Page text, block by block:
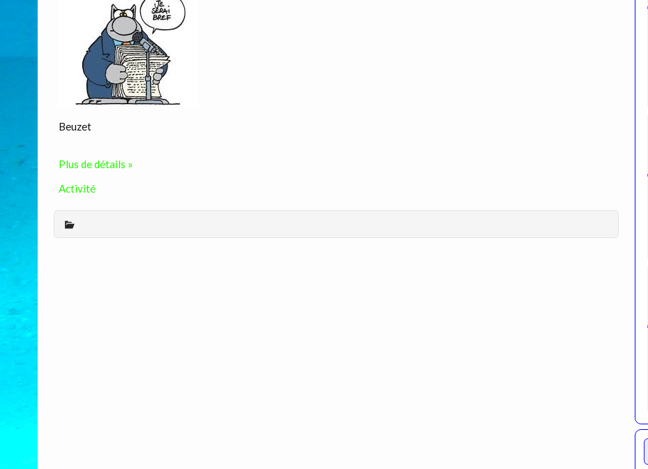
Beuzet
Plus de détails »
Activité